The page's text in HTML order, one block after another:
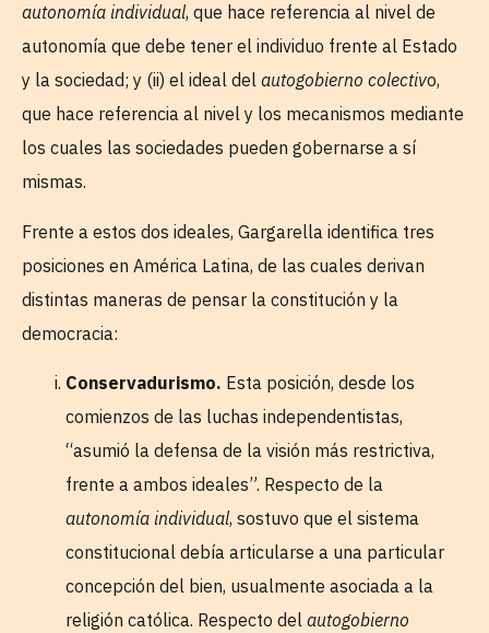
autonomía individual, que hace referencia al nivel de
autonomía que debe tener el individuo frente al Estado
y la sociedad; y (ii) el ideal del autogobierno colectivo,
que hace referencia al nivel y los mecanismos mediante
los cuales las sociedades pueden gobernarse a sí
mismas.
Frente a estos dos ideales, Gargarella identifica tres
posiciones en América Latina, de las cuales derivan
distintas maneras de pensar la constitución y la
democracia:
Conservadurismo. Esta posición, desde los
comienzos de las luchas independentistas,
“asumió la defensa de la visión más restrictiva,
frente a ambos ideales”. Respecto de la
autonomía individual, sostuvo que el sistema
constitucional debía articularse a una particular
concepción del bien, usualmente asociada a la
religión católica. Respecto del autogobierno